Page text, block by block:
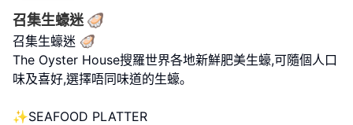
召集生蠔迷 🦪
召集生蠔迷 🦪
The Oyster House搜羅世界各地新鮮肥美生蠔,可隨個人口
味及喜好,選擇唔同味道的生蠔｡
✨SEAFOOD PLATTER